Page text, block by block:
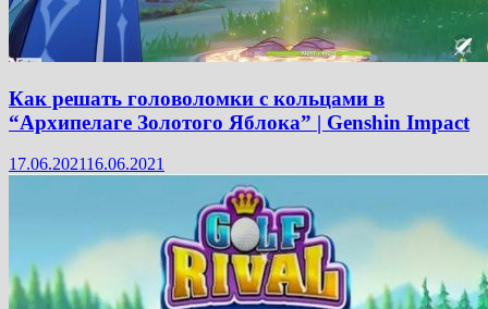
Как решать головоломки с кольцами в
“Архипелаге Золотого Яблока” | Genshin Impact
17.06.202116.06.2021